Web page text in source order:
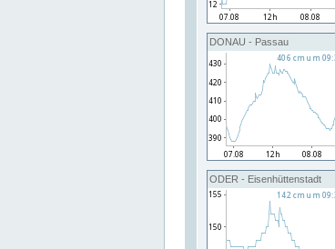
DONAU - Passau
ODER - Eisenhüttenstadt